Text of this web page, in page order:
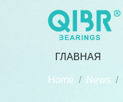
ГЛАВНАЯ
Home
News